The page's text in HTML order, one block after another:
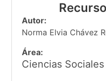
Autor:
Norma Elvia Chávez
Área:
Ciencias Sociales